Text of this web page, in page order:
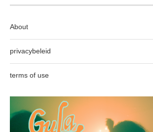
About
privacybeleid
terms of use